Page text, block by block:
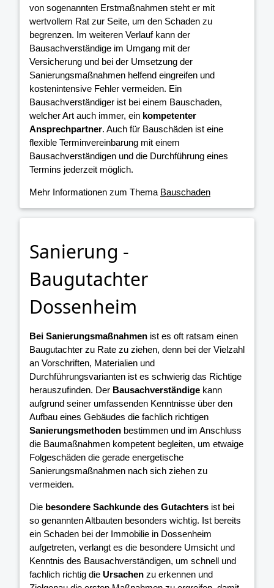
von sogenannten Erstmaßnahmen steht er mit
wertvollem Rat zur Seite, um den Schaden zu
begrenzen. Im weiteren Verlauf kann der
Bausachverständige im Umgang mit der
Versicherung und bei der Umsetzung der
Sanierungsmaßnahmen helfend eingreifen und
kostenintensive Fehler vermeiden. Ein
Bausachverständiger ist bei einem Bauschaden,
welcher Art auch immer, ein kompetenter
Ansprechpartner. Auch für Bauschäden ist eine
flexible Terminvereinbarung mit einem
Bausachverständigen und die Durchführung eines
Termins jederzeit möglich.
Mehr Informationen zum Thema Bauschaden
Sanierung -
Baugutachter
Dossenheim
Bei Sanierungsmaßnahmen ist es oft ratsam einen
Baugutachter zu Rate zu ziehen, denn bei der Vielzahl
an Vorschriften, Materialien und
Durchführungsvarianten ist es schwierig das Richtige
herauszufinden. Der Bausachverständige kann
aufgrund seiner umfassenden Kenntnisse über den
Aufbau eines Gebäudes die fachlich richtigen
Sanierungsmethoden bestimmen und im Anschluss
die Baumaßnahmen kompetent begleiten, um etwaige
Folgeschäden die gerade energetische
Sanierungsmaßnahmen nach sich ziehen zu
vermeiden.
Die besondere Sachkunde des Gutachters ist bei
so genannten Altbauten besonders wichtig. Ist bereits
ein Schaden bei der Immobilie in Dossenheim
aufgetreten, verlangt es die besondere Umsicht und
Kenntnis des Bausachverständigen, um schnell und
fachlich richtig die Ursachen zu erkennen und